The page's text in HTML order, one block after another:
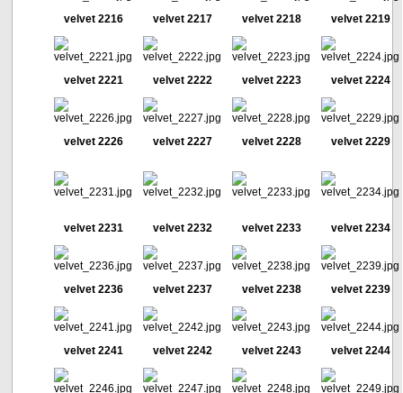
velvet 2216 velvet 2217 velvet 2218 velvet 2219
velvet 2221 velvet 2222 velvet 2223 velvet 2224
velvet 2226 velvet 2227 velvet 2228 velvet 2229
velvet 2231 velvet 2232 velvet 2233 velvet 2234
velvet 2236 velvet 2237 velvet 2238 velvet 2239
velvet 2241 velvet 2242 velvet 2243 velvet 2244